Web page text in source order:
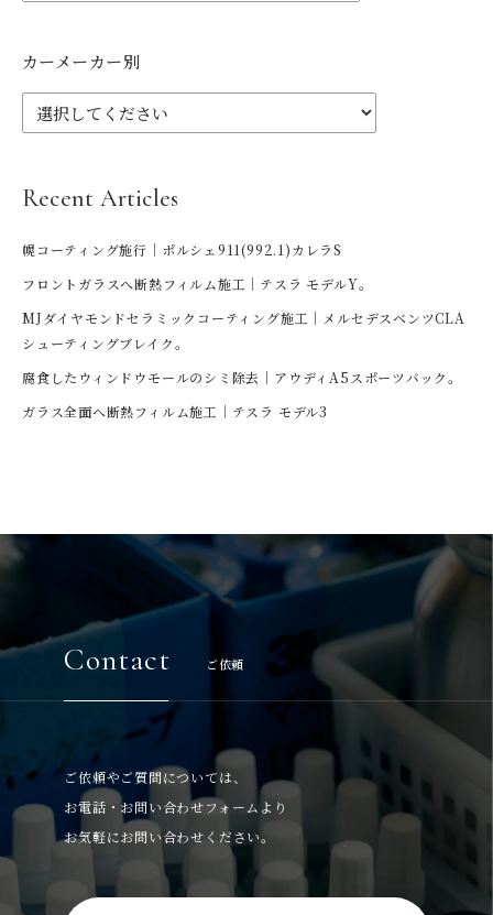
カーメーカー別
Recent Articles
幌コーティング施行｜ポルシェ911(992.1)カレラS
フロントガラスへ断熱フィルム施工｜テスラ モデルY。
MJダイヤモンドセラミックコーティング施工｜メルセデスベンツCLA
シューティングブレイク。
腐食したウィンドウモールのシミ除去｜アウディA5スポーツバック。
ガラス全面へ断熱フィルム施工｜テスラ モデル3
Contact ご依頼
ご依頼やご質問については、
お電話・お問い合わせフォームより
お気軽にお問い合わせください。